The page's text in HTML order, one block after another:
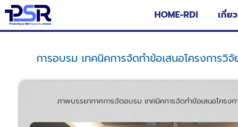
HOME-RDI เกี่ย
การอบรม เทคนิคการจัดทำข้อเสนอโครงการ
ภาพบรรยากาศการจัดอบรม เทคนิคการจัดทำข้อเสนอโคร